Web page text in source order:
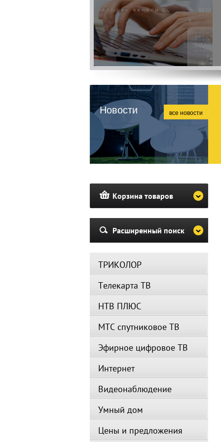
Новости все новости
Корзина товаров
Расширенный поиск
ТРИКОЛОР
Телекарта ТВ
НТВ ПЛЮС
МТС спутниковое ТВ
Эфирное цифровое ТВ
Интернет
Видеонаблюдение
Умный дом
Цены и предложения